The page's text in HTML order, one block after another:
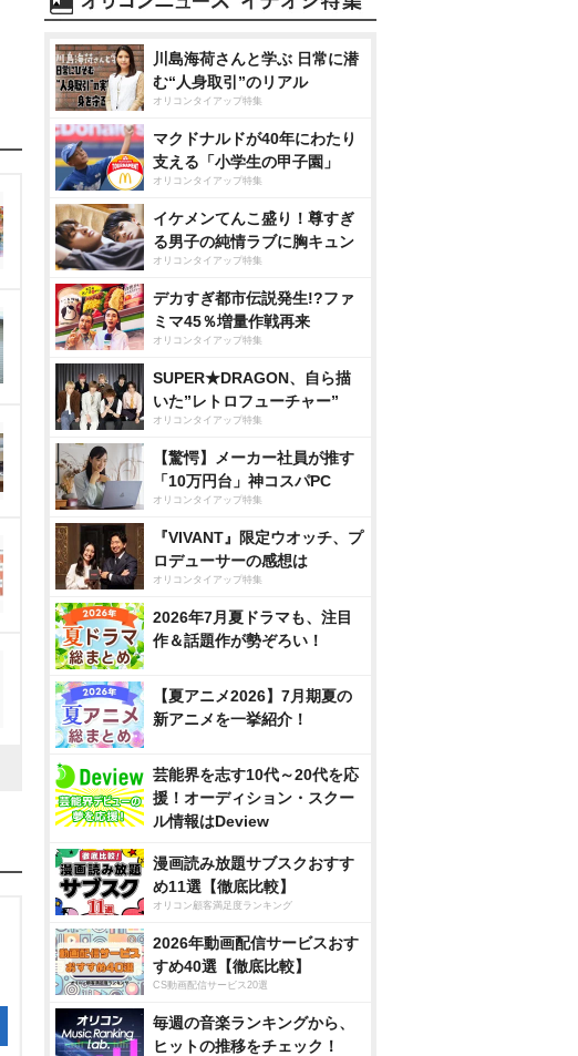
川島海荷さんと学ぶ 日常に潜
む“人身取引”のリアル
オリコンタイアップ特集
マクドナルドが40年にわたり
支える「小学生の甲子園」
オリコンタイアップ特集
イケメンてんこ盛り！尊すぎ
る男子の純情ラブに胸キュン
オリコンタイアップ特集
デカすぎ都市伝説発生!?ファ
ミマ45％増量作戦再来
オリコンタイアップ特集
SUPER★DRAGON、自ら描
いた”レトロフューチャー”
オリコンタイアップ特集
【驚愕】メーカー社員が推す
「10万円台」神コスパPC
オリコンタイアップ特集
『VIVANT』限定ウオッチ、プ
ロデューサーの感想は
オリコンタイアップ特集
2026年7月夏ドラマも、注目
作＆話題作が勢ぞろい！
【夏アニメ2026】7月期夏の
新アニメを一挙紹介！
芸能界を志す10代～20代を応
援！オーディション・スクー
ル情報はDeview
漫画読み放題サブスクおすす
め11選【徹底比較】
オリコン顧客満足度ランキング
2026年動画配信サービスおす
すめ40選【徹底比較】
CS動画配信サービス20選
毎週の音楽ランキングから、
ヒットの推移をチェック！